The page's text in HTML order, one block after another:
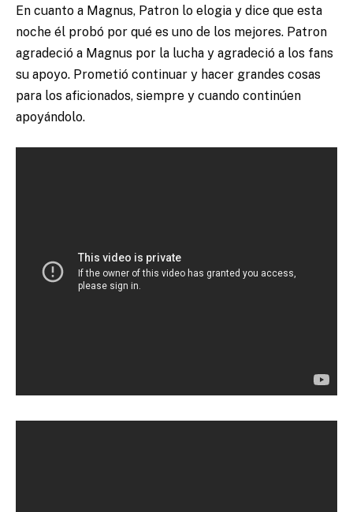
En cuanto a Magnus, Patron lo elogia y dice que esta
noche él probó por qué es uno de los mejores. Patron
agradeció a Magnus por la lucha y agradeció a los fans
su apoyo. Prometió continuar y hacer grandes cosas
para los aficionados, siempre y cuando continúen
apoyándolo.